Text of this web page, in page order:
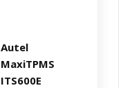
Autel
MaxiTPMS
ITS600E